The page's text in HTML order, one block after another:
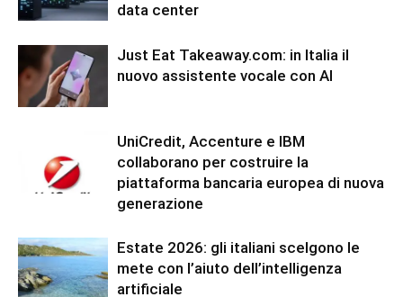
data center
Just Eat Takeaway.com: in Italia il
nuovo assistente vocale con AI
UniCredit, Accenture e IBM
collaborano per costruire la
piattaforma bancaria europea di nuova
generazione
Estate 2026: gli italiani scelgono le
mete con l’aiuto dell’intelligenza
artificiale